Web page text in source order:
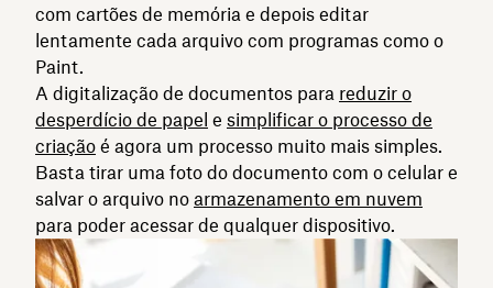
com cartões de memória e depois editar
lentamente cada arquivo com programas como o
Paint.
A digitalização de documentos para reduzir o
desperdício de papel e simplificar o processo de
criação é agora um processo muito mais simples.
Basta tirar uma foto do documento com o celular e
salvar o arquivo no armazenamento em nuvem
para poder acessar de qualquer dispositivo.